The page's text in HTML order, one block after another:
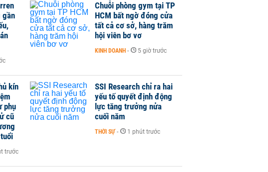
gần
Chuỗi phòng gym tại TP
HCM bất ngờ đóng cửa
tất cả cơ sở, hàng trăm
hội viên bơ vơ
KINH DOANH - 5 giờ trước
kín
phụ
cũ
trước
SSI Research chỉ ra hai
yếu tố quyết định động
lực tăng trưởng nửa
cuối năm
THỜI SỰ - 1 phút trước